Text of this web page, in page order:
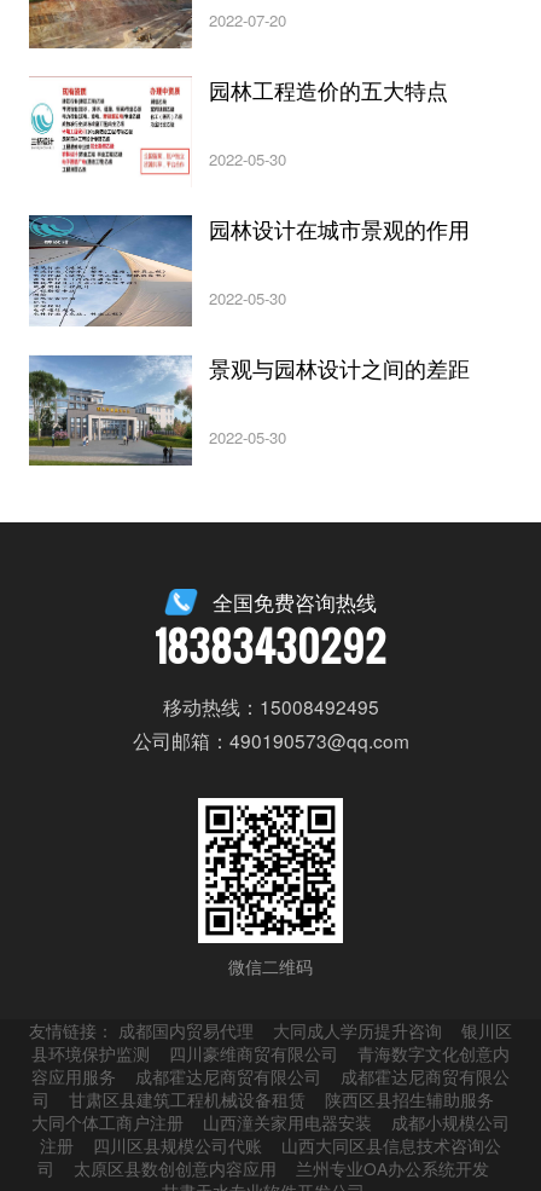
2022-07-20
园林工程造价的五大特点
2022-05-30
园林设计在城市景观的作用
2022-05-30
景观与园林设计之间的差距
2022-05-30
全国免费咨询热线
18383430292
移动热线：15008492495
公司邮箱：490190573@qq.com
微信二维码
友情链接： 成都国内贸易代理 大同成人学历提升咨询
银川区
县环境保护监测
四川豪维商贸有限公司
青海数字文化创意内
容应用服务
成都霍达尼商贸有限公司
成都霍达尼商贸有限公
司
甘肃区县建筑工程机械设备租赁
陕西区县招生辅助服务
大同个体工商户注册
山西潼关家用电器安装
成都小规模公司
注册
四川区县规模公司代账
山西大同区县信息技术咨询公
司
太原区县数创创意内容应用
兰州专业OA办公系统开发